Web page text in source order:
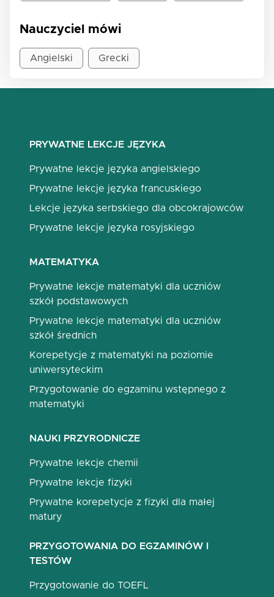
Nauczyciel mówi
Angielski Grecki
PRYWATNE LEKCJE JĘZYKA
Prywatne lekcje języka angielskiego
Prywatne lekcje języka francuskiego
Lekcje języka serbskiego dla obcokrajowców
Prywatne lekcje języka rosyjskiego
MATEMATYKA
Prywatne lekcje matematyki dla uczniów
szkół podstawowych
Prywatne lekcje matematyki dla uczniów
szkół średnich
Korepetycje z matematyki na poziomie
uniwersyteckim
Przygotowanie do egzaminu wstępnego z
matematyki
NAUKI PRZYRODNICZE
Prywatne lekcje chemii
Prywatne lekcje fizyki
Prywatne korepetycje z fizyki dla małej
matury
PRZYGOTOWANIA DO EGZAMINÓW I
TESTÓW
Przygotowanie do TOEFL